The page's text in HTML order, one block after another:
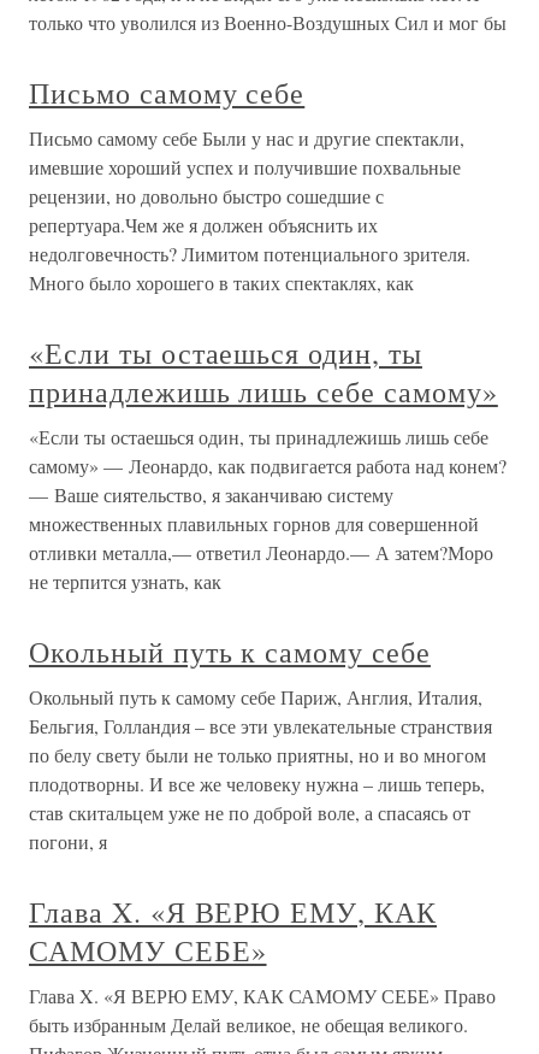
только что уволился из Военно-Воздушных Сил и мог бы
Письмо самому себе
Письмо самому себе Были у нас и другие спектакли,
имевшие хороший успех и получившие похвальные
рецензии, но довольно быстро сошедшие с
репертуара.Чем же я должен объяснить их
недолговечность? Лимитом потенциального зрителя.
Много было хорошего в таких спектаклях, как
«Если ты остаешься один, ты
принадлежишь лишь себе самому»
«Если ты остаешься один, ты принадлежишь лишь себе
самому» — Леонардо, как подвигается работа над конем?
— Ваше сиятельство, я заканчиваю систему
множественных плавильных горнов для совершенной
отливки металла,— ответил Леонардо.— А затем?Моро
не терпится узнать, как
Окольный путь к самому себе
Окольный путь к самому себе Париж, Англия, Италия,
Бельгия, Голландия – все эти увлекательные странствия
по белу свету были не только приятны, но и во многом
плодотворны. И все же человеку нужна – лишь теперь,
став скитальцем уже не по доброй воле, а спасаясь от
погони, я
Глава X. «Я ВЕРЮ ЕМУ, КАК
САМОМУ СЕБЕ»
Глава X. «Я ВЕРЮ ЕМУ, КАК САМОМУ СЕБЕ» Право
быть избранным Делай великое, не обещая великого.